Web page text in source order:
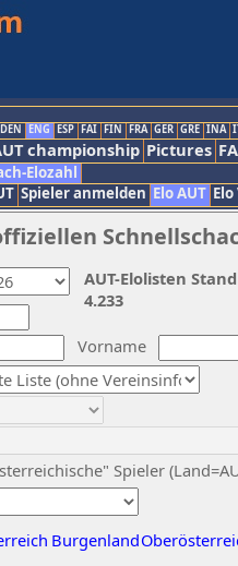
DEN ENG ESP FAI FIN FRA GER GRE INA
championship Pictures
Elozahl
Spieler anmelden Elo AUT
Vorname
Spieler
Burgenland
AUT-Elolisten
4.233